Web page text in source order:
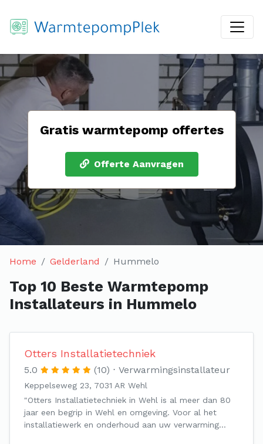
Gratis warmtepomp offertes
Offerte Aanvragen
Home Gelderland Hummelo
Top 10 Beste Warmtepomp
Installateurs in Hummelo
Otters Installatietechniek
5.0 (10) Verwarmingsinstallateur
Keppelseweg 23, 7031 AR Wehl
"Otters Installatietechniek in Wehl is al meer dan 80
jaar een begrip in Wehl en omgeving. Voor al het
installatiewerk en onderhoud aan uw verwarming…